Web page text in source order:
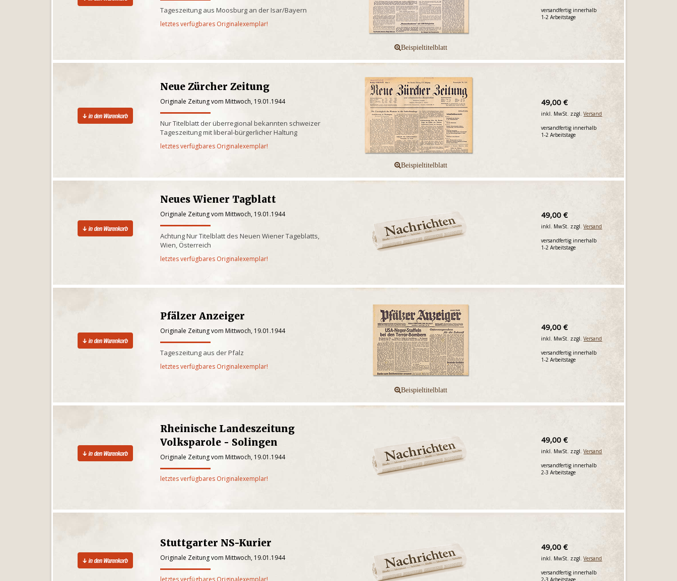
Tageszeitung aus Moosburg an der Isar/Bayern
letztes verfügbares Originalexemplar!
versandfertig innerhalb
1-2 Arbeitstage
Neue Zürcher Zeitung
Originale Zeitung vom Mittwoch, 19.01.1944
Nur Titelblatt der überregional bekannten schweizer
Tageszeitung mit liberal-bürgerlicher Haltung
letztes verfügbares Originalexemplar!
49,00 €
inkl. MwSt. zzgl.Versand
versandfertig innerhalb
1-2 Arbeitstage
Neues Wiener Tagblatt
Originale Zeitung vom Mittwoch, 19.01.1944
Achtung Nur Titelblatt des Neuen Wiener Tageblatts,
Wien, Österreich
letztes verfügbares Originalexemplar!
49,00 €
inkl. MwSt. zzgl.Versand
versandfertig innerhalb
1-2 Arbeitstage
Pfälzer Anzeiger
Originale Zeitung vom Mittwoch, 19.01.1944
Tageszeitung aus der Pfalz
letztes verfügbares Originalexemplar!
49,00 €
inkl. MwSt. zzgl.Versand
versandfertig innerhalb
1-2 Arbeitstage
Rheinische Landeszeitung
Volksparole - Solingen
Originale Zeitung vom Mittwoch, 19.01.1944
letztes verfügbares Originalexemplar!
49,00 €
inkl. MwSt. zzgl.Versand
versandfertig innerhalb
2-3 Arbeitstage
Stuttgarter NS-Kurier
Originale Zeitung vom Mittwoch, 19.01.1944
letztes verfügbares Originalexemplar!
49,00 €
inkl. MwSt. zzgl.Versand
versandfertig innerhalb
2-3 Arbeitstage